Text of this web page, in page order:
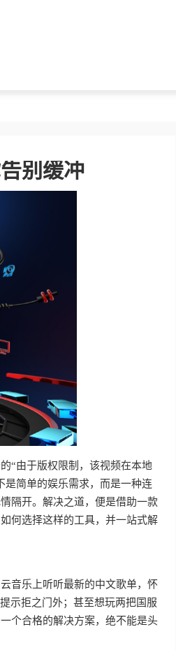
别缓冲
“由于版权限制，该视频在本地
是简单的娱乐需求，而是一种连
隔开。解决之道，便是借助一款
何选择这样的工具，并一站式解
音乐上听听最新的中文歌单，怀
示拒之门外；甚至想玩两把国服
个合格的解决方案，绝不能是头